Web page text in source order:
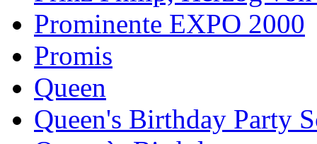
Prominente EXPO 2000
Promis
Queen
Queen's Birthday Party